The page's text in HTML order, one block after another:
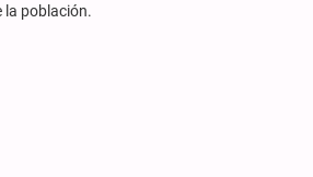
la población.